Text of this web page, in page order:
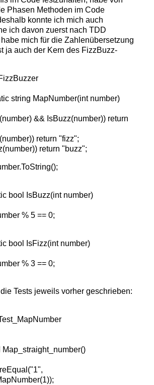
Phasen Methoden im Code
konnte ich mich auch
ich davon zuerst nach TDD
mich für die Zahlenübersetzung
ja auch der Kern des FizzBuzz-
string MapNumber(int number)
&& IsBuzz(number)) return
return "fizz";
return "buzz";
bool IsBuzz(int number)
% 5 == 0;
bool IsFizz(int number)
% 3 == 0;
Tests jeweils vorher geschrieben: